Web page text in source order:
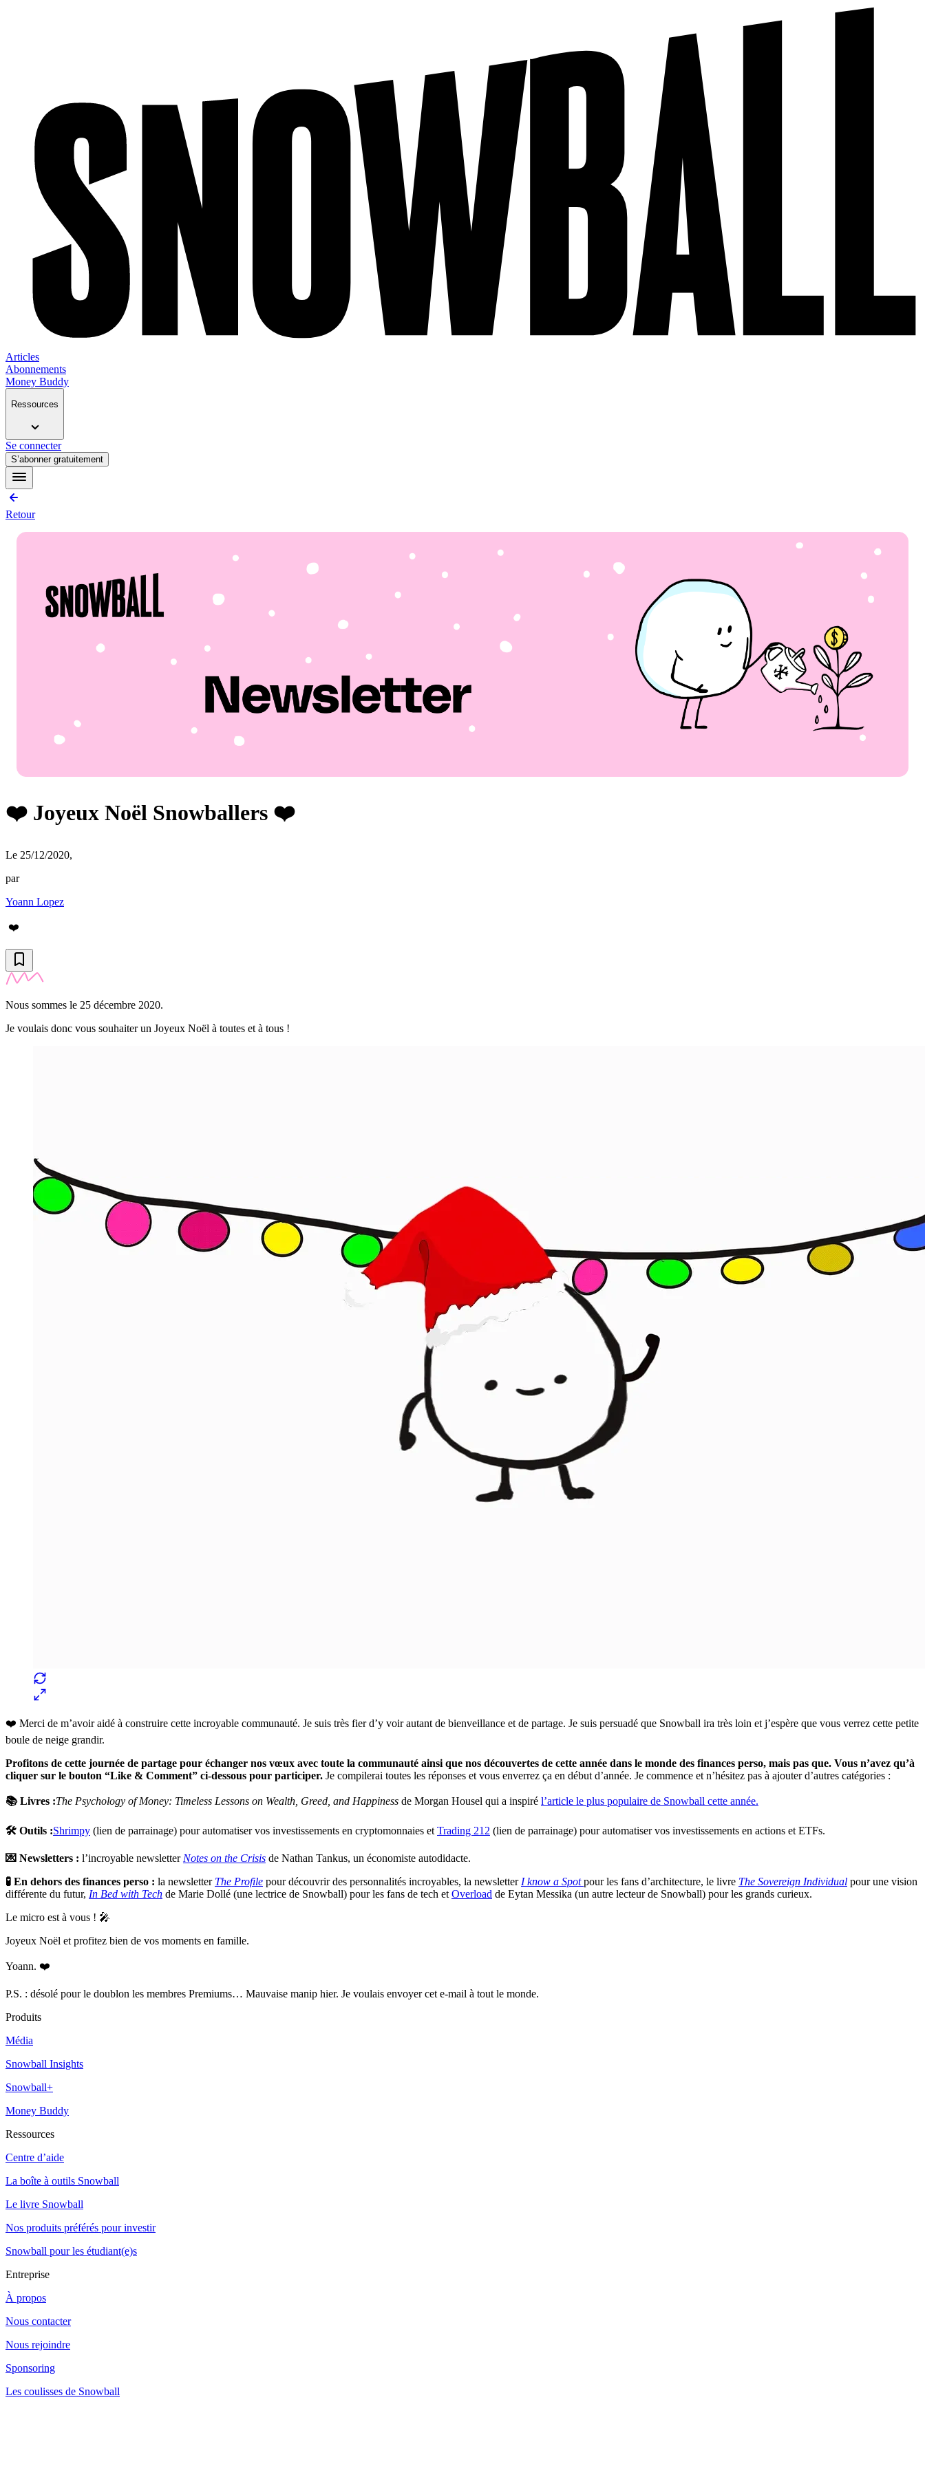
Articles
Abonnements
Money Buddy
Ressources
Se connecter
S’abonner gratuitement
Retour
❤️ Joyeux Noël Snowballers ❤️
Le 25/12/2020,
par
Yoann Lopez
❤️
Nous sommes le 25 décembre 2020.
Je voulais donc vous souhaiter un Joyeux Noël à toutes et à tous !
❤️ Merci de m’avoir aidé à construire cette incroyable communauté. Je suis très fier d’y voir autant de bienveillance et de partage. Je suis persuadé que Snowball ira très loin et j’espère que vous verrez cette petite
boule de neige grandir.
Profitons de cette journée de partage pour échanger nos vœux avec toute la communauté ainsi que nos découvertes de cette année dans le monde des finances perso, mais pas que. Vous n’avez qu’à
cliquer sur le bouton “Like & Comment” ci-dessous pour participer. Je compilerai toutes les réponses et vous enverrez ça en début d’année. Je commence et n’hésitez pas à ajouter d’autres catégories :
📚 Livres :The Psychology of Money: Timeless Lessons on Wealth, Greed, and Happiness de Morgan Housel qui a inspiré l’article le plus populaire de Snowball cette année.
🛠 Outils :Shrimpy (lien de parrainage) pour automatiser vos investissements en cryptomonnaies et Trading 212 (lien de parrainage) pour automatiser vos investissements en actions et ETFs.
💌 Newsletters : l’incroyable newsletter Notes on the Crisis de Nathan Tankus, un économiste autodidacte.
🧪 En dehors des finances perso : la newsletter The Profile pour découvrir des personnalités incroyables, la newsletter I know a Spotpour les fans d’architecture, le livre The Sovereign Individual pour une vision
différente du futur, In Bed with Tech de Marie Dollé (une lectrice de Snowball) pour les fans de tech et Overload de Eytan Messika (un autre lecteur de Snowball) pour les grands curieux.
Le micro est à vous ! 🎤
Joyeux Noël et profitez bien de vos moments en famille.
Yoann. ❤️
P.S. : désolé pour le doublon les membres Premiums… Mauvaise manip hier. Je voulais envoyer cet e-mail à tout le monde.
Produits
Média
Snowball Insights
Snowball+
Money Buddy
Ressources
Centre d’aide
La boîte à outils Snowball
Le livre Snowball
Nos produits préférés pour investir
Snowball pour les étudiant(e)s
Entreprise
À propos
Nous contacter
Nous rejoindre
Sponsoring
Les coulisses de Snowball